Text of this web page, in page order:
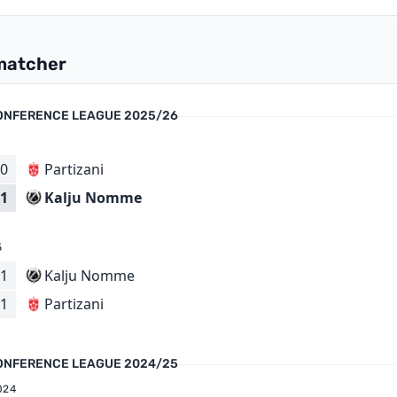
LEAGUE 2025/26
0
1
Partizani
Kalju Nomme
1
1
Kalju Nomme
Partizani
LEAGUE 2024/25